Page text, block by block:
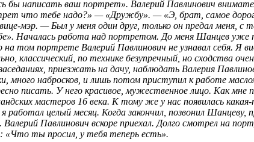
бы написать ваш портрет». Валерий Павлинович
что тебе надо?» — «Дружбу». — «Э, брат, самое
мэр. — Был у меня один друг, только он предал меня, с
Началась работа над портретом. До меня Шанцев уже
на том портрете Валерий Павлинович не узнавал себя. Я
классический, по технике безупречный, но сходства
приезжать на дачу, наблюдать Валерия
много набросков, и лишь потом приступил к работе
писать. У него красивое, мужественное лицо. Как мне
мастеров 16 века. К тому же у нас появилась
работал целый месяц. Когда закончил, позвонил Шанцеву,
Павлинович вскоре приехал. Долго смотрел на
«Что ты просил, у тебя теперь есть».